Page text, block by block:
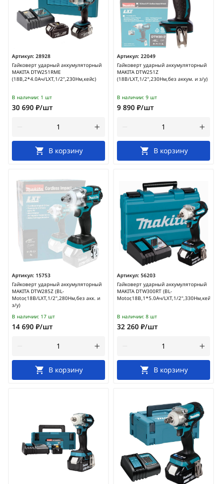
Артикул: 28928
Гайковерт ударный аккумуляторный
MAKITA DTW251RME
(18В,2*4.0Ач/LXT,1/2",230Нм,кейс)
В наличии: 1 шт
30 690 ₽/шт
В корзину
Артикул: 22049
Гайковерт ударный аккумуляторный
MAKITA DTW251Z
(18В/LXT,1/2",230Нм,без аккум. и з/у)
В наличии: 9 шт
9 890 ₽/шт
В корзину
Артикул: 15753
Гайковерт ударный аккумуляторный
MAKITA DTW285Z (BL-
Motor,18В/LXT,1/2",280Нм,без акк. и
з/у)
В наличии: 17 шт
14 690 ₽/шт
В корзину
Артикул: 56203
Гайковерт ударный аккумуляторный
MAKITA DTW300RT (BL-
Motor,18В,1*5.0Ач/LXT,1/2",330Нм,кейс)
В наличии: 8 шт
32 260 ₽/шт
В корзину